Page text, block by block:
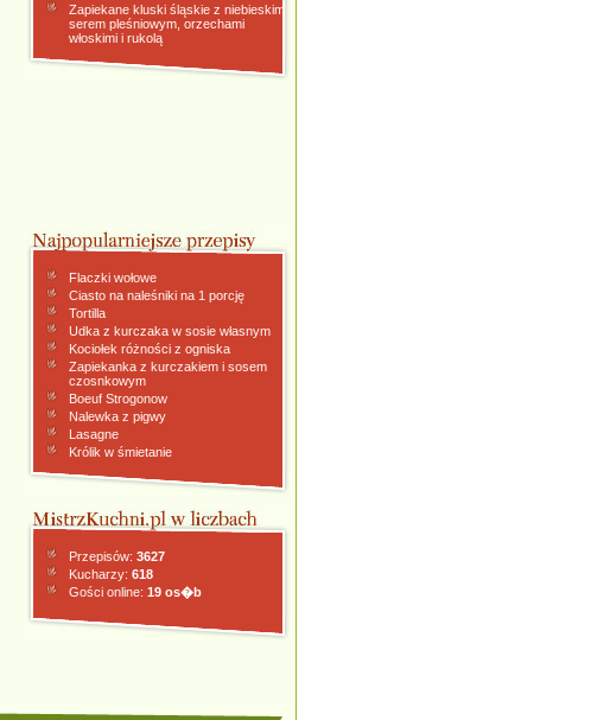
Zapiekane kluski śląskie z niebieskim
serem pleśniowym, orzechami
włoskimi i rukolą
Flaczki wołowe
Ciasto na naleśniki na 1 porcję
Tortilla
Udka z kurczaka w sosie własnym
Kociołek różności z ogniska
Zapiekanka z kurczakiem i sosem
czosnkowym
Boeuf Strogonow
Nalewka z pigwy
Lasagne
Królik w śmietanie
Przepisów: 3627
Kucharzy: 618
Gości online: 19 os�b